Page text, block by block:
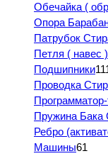
Обечайка (
Опора
Патрубок
Петля (
Подшипники
Проводка
Пружина
Ребро
Машины61